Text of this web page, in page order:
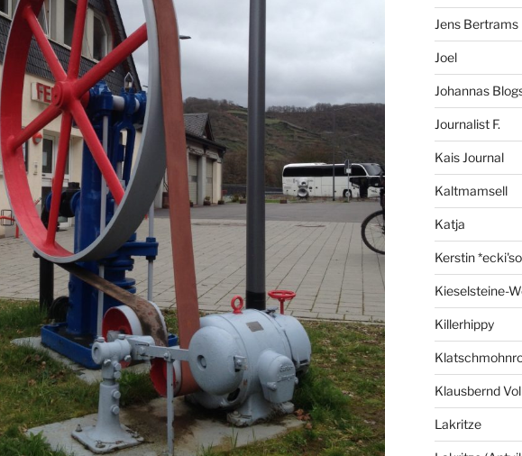
Jens Bertrams
Joel
Johannas
Journalist F.
Kais Journal
Kaltmamsell
Katja
Kerstin
Kieselsteine-
Killerhippy
Klausbernd
Lakritze